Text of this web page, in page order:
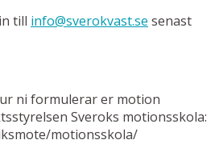
till info@sverokvast.se senast
ni formulerar er motion
Sveroks motionsskola:
motionsskola/